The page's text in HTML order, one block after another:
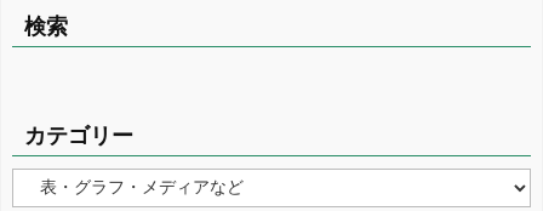
検索
カテゴリー